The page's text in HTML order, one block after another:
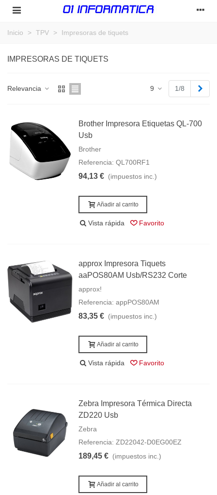
Inicio > TPV > Impresoras de tiquets
IMPRESORAS DE TIQUETS
Relevancia 9 1/8
Brother Impresora Etiquetas QL-700
Usb
Brother
Referencia: QL700RF1
94,13 € (impuestos inc.)
Añadir al carrito
Vista rápida Favorito
approx Impresora Tiquets
aaPOS80AM Usb/RS232 Corte
approx!
Referencia: appPOS80AM
83,35 € (impuestos inc.)
Añadir al carrito
Vista rápida Favorito
Zebra Impresora Térmica Directa
ZD220 Usb
Zebra
Referencia: ZD22042-D0EG00EZ
189,45 € (impuestos inc.)
Añadir al carrito